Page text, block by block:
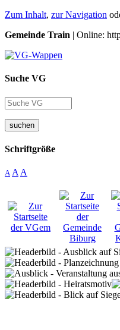
Zum Inhalt, zur Navigation
Gemeinde Train | Online:
Suche VG
suchen
Schriftgröße
A A A